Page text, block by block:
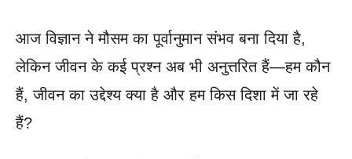
आज विज्ञान ने मौसम का पूर्वानुमान संभव बना दिया है,
लेकिन जीवन के कई प्रश्न अब भी अनुत्तरित हैं—हम कौन
हैं, जीवन का उद्देश्य क्या है और हम किस दिशा में जा रहे
हैं?